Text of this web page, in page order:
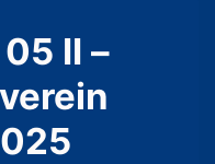
II –